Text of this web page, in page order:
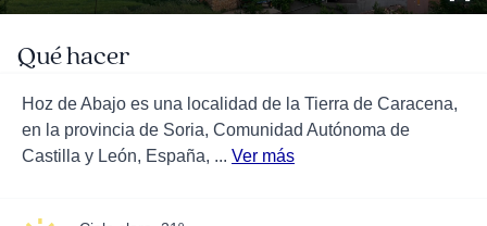
Qué hacer
Hoz de Abajo es una localidad de la Tierra de Caracena,
en la provincia de Soria, Comunidad Autónoma de
Castilla y León, España, ... Ver más